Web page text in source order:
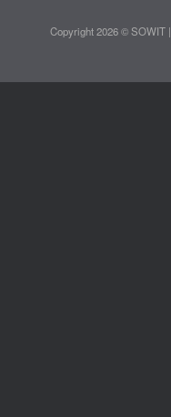
Copyright 2026 © SOWIT |